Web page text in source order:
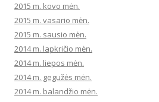
2015 m. kovo mėn.
2015 m. vasario mėn.
2015 m. sausio mėn.
2014 m. lapkričio mėn.
2014 m. liepos mėn.
2014 m. gegužės mėn.
2014 m. balandžio mėn.